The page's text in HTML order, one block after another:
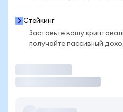
Стейкинг
Заставьте вашу
получайте пассивный